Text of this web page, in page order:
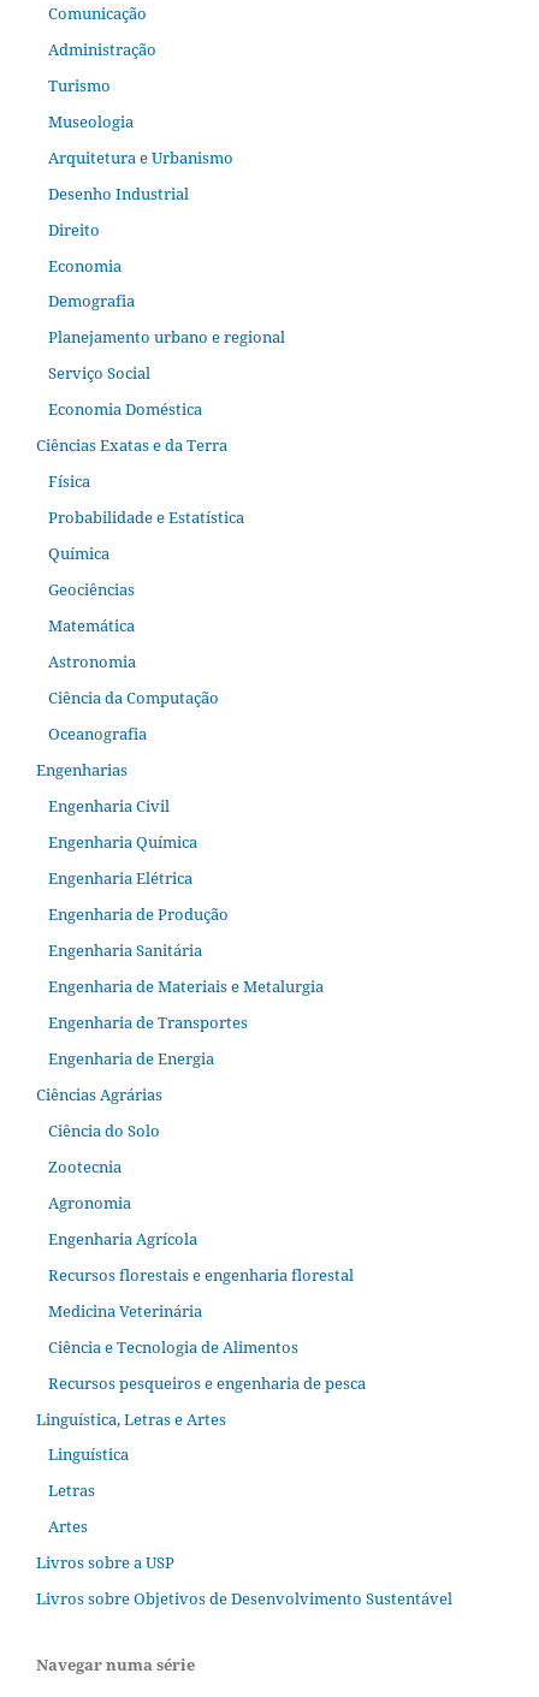
Comunicação
Administração
Turismo
Museologia
Arquitetura e Urbanismo
Desenho Industrial
Direito
Economia
Demografia
Planejamento urbano e regional
Serviço Social
Economia Doméstica
Ciências Exatas e da Terra
Física
Probabilidade e Estatística
Química
Geociências
Matemática
Astronomia
Ciência da Computação
Oceanografia
Engenharias
Engenharia Civil
Engenharia Química
Engenharia Elétrica
Engenharia de Produção
Engenharia Sanitária
Engenharia de Materiais e Metalurgia
Engenharia de Transportes
Engenharia de Energia
Ciências Agrárias
Ciência do Solo
Zootecnia
Agronomia
Engenharia Agrícola
Recursos florestais e engenharia florestal
Medicina Veterinária
Ciência e Tecnologia de Alimentos
Recursos pesqueiros e engenharia de pesca
Linguística, Letras e Artes
Linguística
Letras
Artes
Livros sobre a USP
Livros sobre Objetivos de Desenvolvimento Sustentável
Navegar numa série